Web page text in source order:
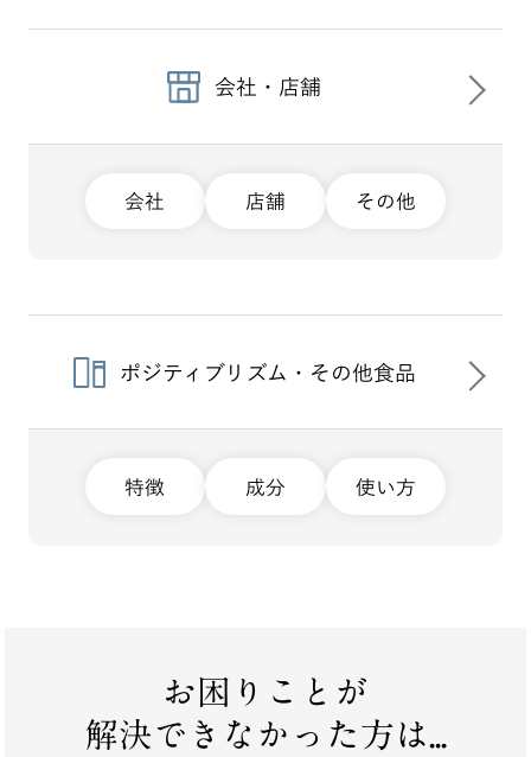
会社・店舗
会社 店舗 その他
ポジティブリズム・その他食品
特徴 成分 使い方
お困りことが
解決できなかった方は...